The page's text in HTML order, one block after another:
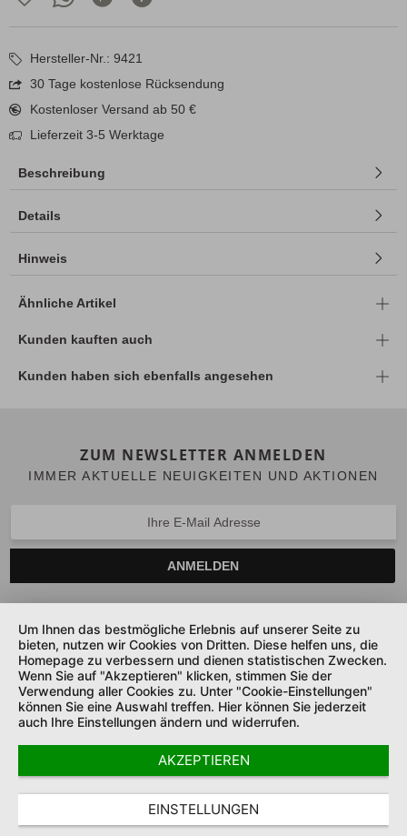
Hersteller-Nr.: 9421
30 Tage kostenlose Rücksendung
Kostenloser Versand ab 50 €
Lieferzeit 3-5 Werktage
Beschreibung
Details
Hinweis
Ähnliche Artikel
Kunden kauften auch
Kunden haben sich ebenfalls angesehen
ZUM NEWSLETTER ANMELDEN
IMMER AKTUELLE NEUIGKEITEN UND AKTIONEN
ANMELDEN
SERVICE HOTLINE
UNTERNEHMEN
SHOP SERVICE
SICHER ZAHLEN UND LIEFERN
COOKIE-EINSTELLUNGEN DATENSCHUTZ
IMPRESSUM
Um Ihnen das bestmögliche Erlebnis auf unserer Seite zu
bieten, nutzen wir Cookies von Dritten. Diese helfen uns, die
Homepage zu verbessern und dienen statistischen Zwecken.
Wenn Sie auf "Akzeptieren" klicken, stimmen Sie der
Verwendung aller Cookies zu. Unter "Cookie-Einstellungen"
können Sie eine Auswahl treffen. Hier können Sie jederzeit
auch Ihre Einstellungen ändern und widerrufen.
AKZEPTIEREN
EINSTELLUNGEN